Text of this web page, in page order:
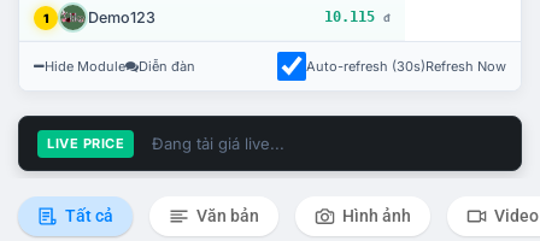
1 Demo123 10.115 đ
Hide Module Diễn đàn Auto-refresh (30s)Refresh Now
LIVE PRICE Đang tải giá live...
Tất cả Văn bản Hình ảnh Video